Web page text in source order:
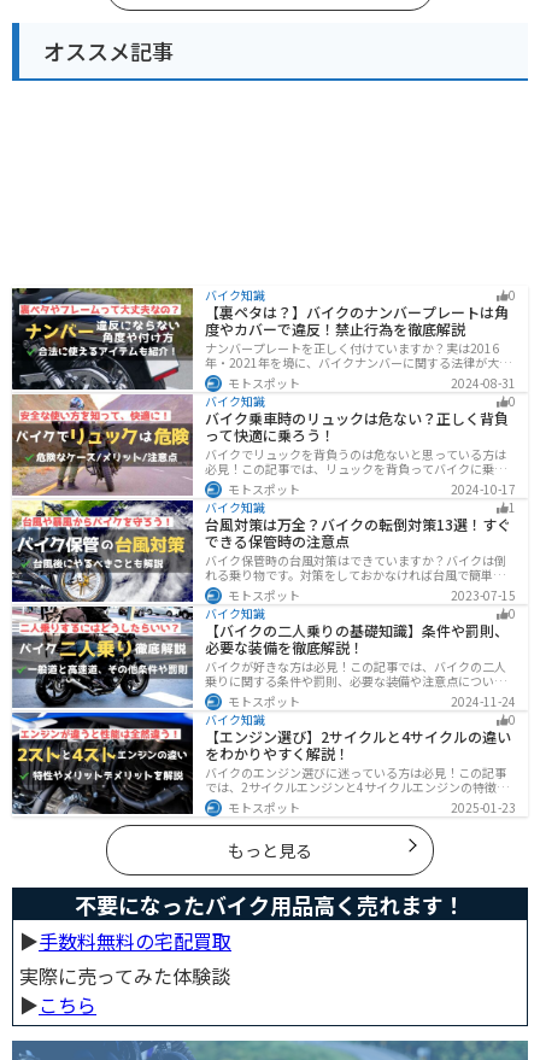
オススメ記事
バイク知識 0
【裏ペタは？】バイクのナンバープレートは角
度やカバーで違反！禁止行為を徹底解説
ナンバープレートを正しく付けていますか？実は2016
年・2021年を境に、バイクナンバーに関する法律が大き
く変わっています！角度やカバー、ステーなど昔は大丈
夫でも今は違法になるケースが発生します。正しく理解
して、今一度見直してみましょう。合法で使えるアイテ
ムも紹介します。
モトスポット
2024-08-31
バイク知識
0
バイク乗車時のリュックは危ない？正しく背負
って快適に乗ろう！
バイクでリュックを背負うのは危ないと思っている方は
必見！この記事では、リュックを背負ってバイクに乗る
リスクと、安全な方法を紹介しています。実は、荷物の
量や配置を工夫することで、安全にリュックを使用する
ことが可能です。この記事を読めば、バイク乗車時にリ
ュックを安全に使う方法がわかります。
モトスポット
2024-10-17
バイク知識
1
台風対策は万全？バイクの転倒対策13選！すぐ
できる保管時の注意点
バイク保管時の台風対策はできていますか？バイクは倒
れる乗り物です。対策をしておかなければ台風で簡単に
倒れてしまいます。大切な愛車に傷がつく前にしっかり
と対策しておきましょう。初心者でも簡単にできる台風
対策を紹介します。台風後にやるべきこともまとめてあ
るので、参考にしてください。
モトスポット
2023-07-15
バイク知識
0
【バイクの二人乗りの基礎知識】条件や罰則、
必要な装備を徹底解説！
バイクが好きな方は必見！この記事では、バイクの二人
乗りに関する条件や罰則、必要な装備や注意点について
解説しています。実はバイクの二人乗りを安全に楽しむ
ためには、条件やルールを知ることが大切です。この記
事を読めば、安全で快適なライディングを楽しめます。
モトスポット
2024-11-24
バイク知識
0
【エンジン選び】2サイクルと4サイクルの違い
をわかりやすく解説！
バイクのエンジン選びに迷っている方は必見！この記事
では、2サイクルエンジンと4サイクルエンジンの特徴や
メリット、選び方を解説しています。実は、4サイクルエ
ンジンは燃費が良く経済的で扱いやすいため、初心者の
方にはおすすめです。記事を読めば、最適なエンジン選
びのヒントが得られます。
モトスポット 2025-01-23
もっと見る
不要になったバイク用品高く売れます！
▶︎手数料無料の宅配買取
実際に売ってみた体験談
▶︎こちら